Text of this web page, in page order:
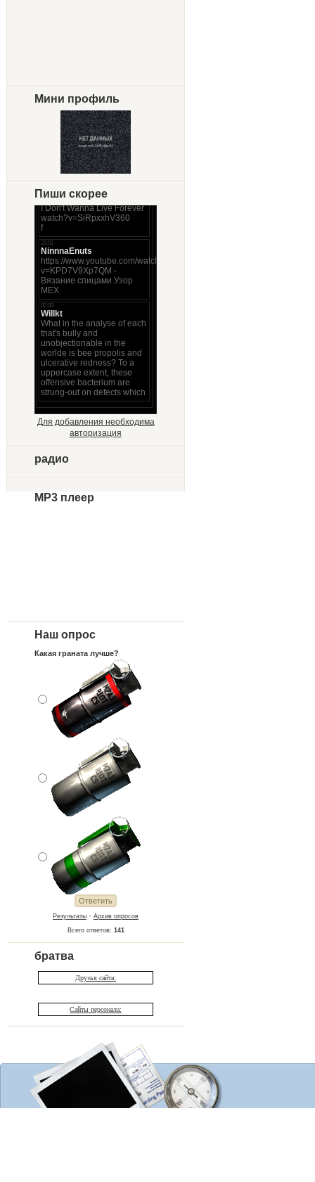
Мини профиль
Пиши скорее
Для добавления необходима
авторизация
радио
MP3 плеер
Наш опрос
Какая граната лучше?
Результаты · Архив опросов
Всего ответов: 141
братва
Друзья сайта:
Сайты персонала: